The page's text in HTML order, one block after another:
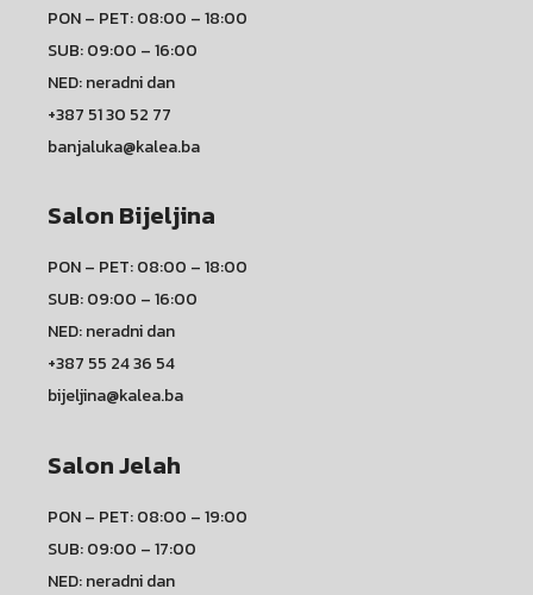
PON – PET: 08:00 – 18:00
SUB: 09:00 – 16:00
NED: neradni dan
+387 51 30 52 77
banjaluka@kalea.ba
Salon Bijeljina
PON – PET: 08:00 – 18:00
SUB: 09:00 – 16:00
NED: neradni dan
+387 55 24 36 54
bijeljina@kalea.ba
Salon Jelah
PON – PET: 08:00 – 19:00
SUB: 09:00 – 17:00
NED: neradni dan